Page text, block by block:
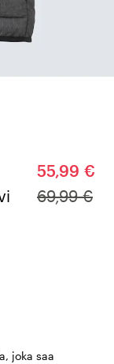
55,99 €
69,99 €
joka saa